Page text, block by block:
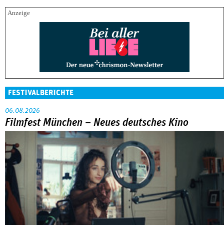
FESTIVALBERICHTE
06.08.2026
Filmfest München – Neues deutsches Kino